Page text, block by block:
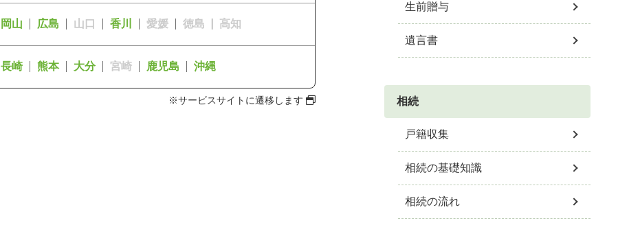
岡山 広島 山口 香川 愛媛 徳島 高知
長崎 熊本 大分 宮崎 鹿児島 沖縄
※サービスサイトに遷移します
生前贈与
遺言書
相続
戸籍収集
相続の基礎知識
相続の流れ